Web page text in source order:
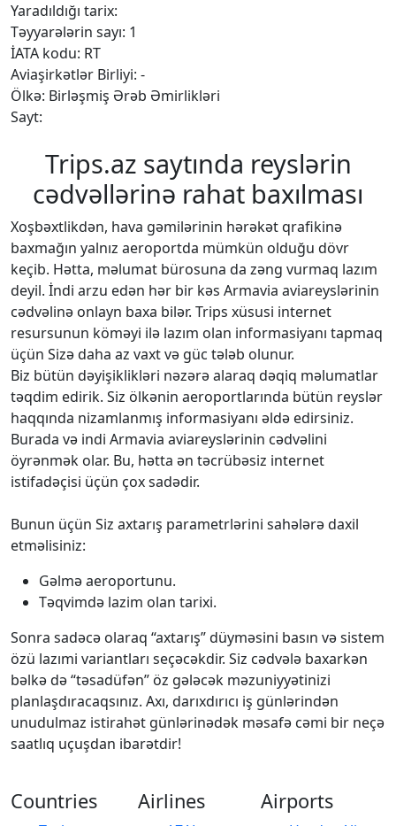
Yaradıldığı tarix:
Təyyarələrin sayı: 1
İATA kodu: RT
Aviaşirkətlər Birliyi: -
Ölkə: Birləşmiş Ərəb Əmirlikləri
Sayt:
Trips.az saytında reyslərin
cədvəllərinə rahat baxılması
Xoşbəxtlikdən, hava gəmilərinin hərəkət qrafikinə
baxmağın yalnız aeroportda mümkün olduğu dövr
keçib. Hətta, məlumat bürosuna da zəng vurmaq lazım
deyil. İndi arzu edən hər bir kəs Armavia aviareyslərinin
cədvəlinə onlayn baxa bilər. Trips xüsusi internet
resursunun köməyi ilə lazım olan informasiyanı tapmaq
üçün Sizə daha az vaxt və güc tələb olunur.
Biz bütün dəyişiklikləri nəzərə alaraq dəqiq məlumatlar
təqdim edirik. Siz ölkənin aeroportlarında bütün reyslər
haqqında nizamlanmış informasiyanı əldə edirsiniz.
Burada və indi Armavia aviareyslərinin cədvəlini
öyrənmək olar. Bu, hətta ən təcrübəsiz internet
istifadəçisi üçün çox sadədir.
Bunun üçün Siz axtarış parametrlərini sahələrə daxil
etməlisiniz:
Gəlmə aeroportunu.
Təqvimdə lazim olan tarixi.
Sonra sadəcə olaraq “axtarış” düyməsini basın və sistem
özü lazımi variantları seçəcəkdir. Siz cədvələ baxarkən
bəlkə də “təsadüfən” öz gələcək məzuniyyətinizi
planlaşdıracaqsınız. Axı, darıxdırıcı iş günlərindən
unudulmaz istirahət günlərinədək məsafə cəmi bir neçə
saatlıq uçuşdan ibarətdir!
Countries Airlines Airports